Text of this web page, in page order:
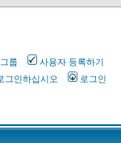
룹
사용자 등록하기
그인하십시오 로그인